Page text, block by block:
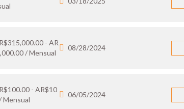
- AR
/ Mensual
08/28/2024
- AR$10
Mensual
06/05/2024